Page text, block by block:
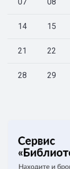
14 15
21 22
28 29